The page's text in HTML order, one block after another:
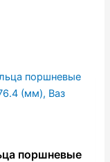
поршневые